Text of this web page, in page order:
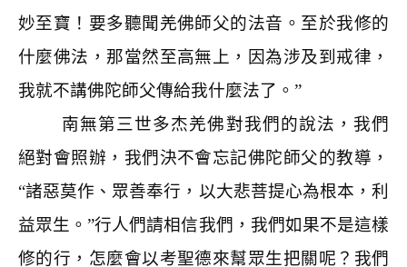
妙至寶！要多聽聞羌佛師父的法音。至於我修的
什麼佛法，那當然至高無上，因為涉及到戒律，
我就不講佛陀師父傳給我什麼法了。”
南無第三世多杰羌佛對我們的說法，我們
絕對會照辦，我們決不會忘記佛陀師父的教導，
“諸惡莫作、眾善奉行，以大悲菩提心為根本，利
益眾生。”行人們請相信我們，我們如果不是這樣
修的行，怎麼會以考聖德來幫眾生把關呢？我們